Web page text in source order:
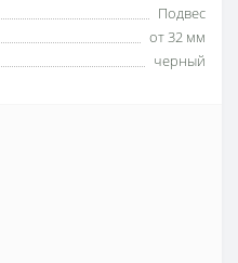
Подвес
от 32 мм
черный